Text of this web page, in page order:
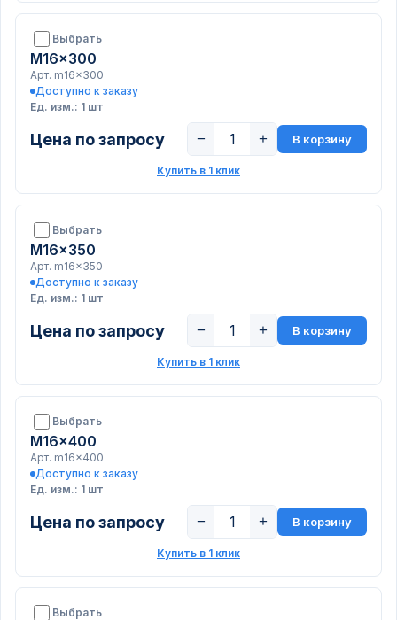
Выбрать
M16x300
Арт. m16x300
Доступно к заказу
Ед. изм.: 1 шт
Цена по запросу − + В корзину
Купить в 1 клик
Выбрать
M16x350
Арт. m16x350
Доступно к заказу
Ед. изм.: 1 шт
Цена по запросу − + В корзину
Купить в 1 клик
Выбрать
M16x400
Арт. m16x400
Доступно к заказу
Ед. изм.: 1 шт
Цена по запросу − + В корзину
Купить в 1 клик
Выбрать